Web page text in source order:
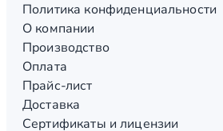
Политика конфиденциальности
О компании
Производство
Оплата
Прайс-лист
Доставка
Сертификаты и лицензии